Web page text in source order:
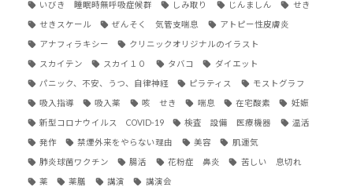
いびき 睡眠時無呼吸症候群 しみ取り じんましん せき
せきスケール ぜんそく 気管支喘息 アトピー性皮膚炎
アナフィラキシー クリニックオリジナルのイラスト
スカイテン スカイ１０ タバコ ダイエット
パニック、不安、うつ、自律神経 ピラティス モストグラフ
吸入指導 吸入薬 咳 せき 喘息 在宅酸素 妊娠
新型コロナウイルス COVID-19 検査 設備 医療機器 温活
発作 禁煙外来をやらない理由 美容 肌運気
肺炎球菌ワクチン 腸活 花粉症 鼻炎 苦しい 息切れ
薬 薬膳 講演 講演会